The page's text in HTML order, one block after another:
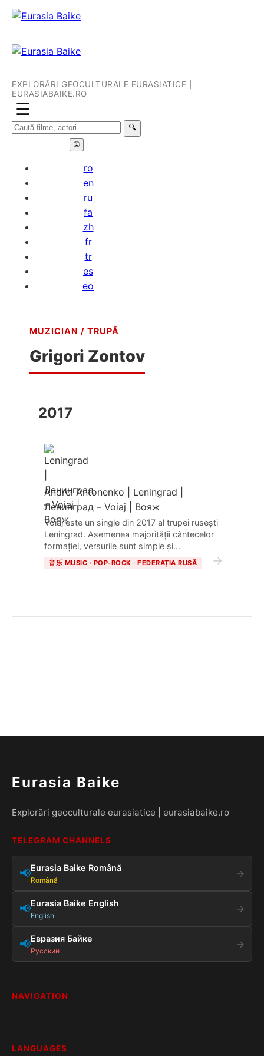
EXPLORĂRI GEOCULTURALE EURASIATICE |
EURASIABAIKE.RO
☰
🔍
🌐
ro
en
ru
fa
zh
fr
tr
es
eo
MUZICIAN / TRUPĂ
Grigori Zontov
2017
Andrei Antonenko
Leningrad |
Ленинград – Voiaj | Вояж
Voiaj este un single din 2017 al trupei rusești
Leningrad. Asemenea majorității cântecelor
formației, versurile sunt simple și...
音乐 MUSIC · POP-ROCK · FEDERAȚIA RUSĂ →
Eurasia Baike
Explorări geoculturale eurasiatice | eurasiabaike.ro
TELEGRAM CHANNELS
📢Eurasia Baike Română
Română
→
📢Eurasia Baike English
English
→
📢Евразия Байке
Русский
→
NAVIGATION
LANGUAGES